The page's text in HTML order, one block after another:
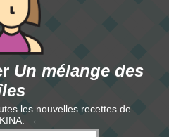
Un mélange des
les nouvelles recettes de